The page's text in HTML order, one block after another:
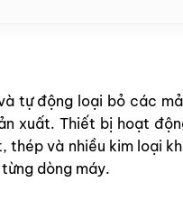
tự động loại bỏ các
xuất. Thiết bị hoạt
và nhiều kim loại
dòng máy.